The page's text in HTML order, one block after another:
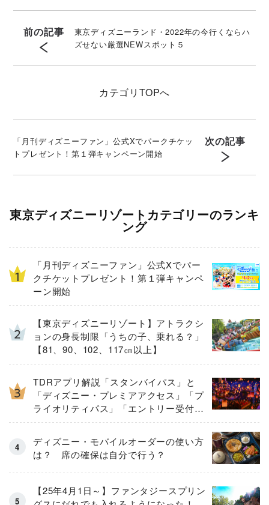
前の記事
東京ディズニーランド・2022年の今行くならハ
ズせない厳選NEWスポット５
カテゴリ TOPへ
「月刊ディズニーファン」公式Xでパークチケッ
トプレゼント！第１弾キャンペーン開始
次の記事
東京ディズニーリゾートカテゴリーのランキ
ング
「月刊ディズニーファン」公式Xでパー
クチケットプレゼント！第１弾キャンペ
ーン開始
【東京ディズニーリゾート】アトラクシ
ョンの身長制限「うちの子、乗れる？」
【81、90、102、117㎝以上】
TDRアプリ解説「スタンバイパス」と
「ディズニー・プレミアアクセス」「プ
ライオリティパス」「エントリー受付」
とは
ディズニー・モバイルオーダーの使い方
は？ 席の確保は自分で行う？
【25年4月1日～】ファンタジースプリン